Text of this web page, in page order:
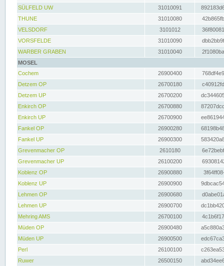
SÜLFELD UW
31010091
THUNE
31010080
VELSDORF
3101012
VORSFELDE
31010090
WARBER GRABEN
31010040
MOSEL
Cochem
26900400
Detzem OP
26700180
Detzem UP
26700200
Enkirch OP
26700880
Enkirch UP
26700900
Fankel OP
26900280
Fankel UP
26900300
Grevenmacher OP
2610180
Grevenmacher UP
26100200
Koblenz OP
26900880
Koblenz UP
26900900
Lehmen OP
26900680
Lehmen UP
26900700
Mehring AMS
26700100
Müden OP
26900480
Müden UP
26900500
Perl
26100100
Ruwer
26500150